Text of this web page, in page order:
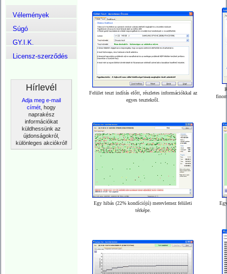
Vélemények
Súgó
GY.I.K.
Licensz-szerződés
Hírlevél
Adja meg e-mail
címét, hogy
naprakész
információkat
küldhessünk az
újdonságokról,
különleges akciókról!
Felület teszt indítás előtt, részletes információkkal az
egyes tesztekről.
Egy hibás (22% kondíciójú) merevlemez felületi
térképe.